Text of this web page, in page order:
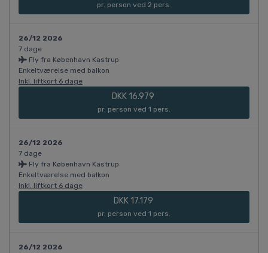
pr. person ved 2 pers.
26/12 2026
7 dage
Fly fra København Kastrup
Enkeltværelse med balkon
Inkl. liftkort 6 dage
DKK 16.979
pr. person ved 1 pers.
26/12 2026
7 dage
Fly fra København Kastrup
Enkeltværelse med balkon
Inkl. liftkort 6 dage
DKK 17.179
pr. person ved 1 pers.
26/12 2026